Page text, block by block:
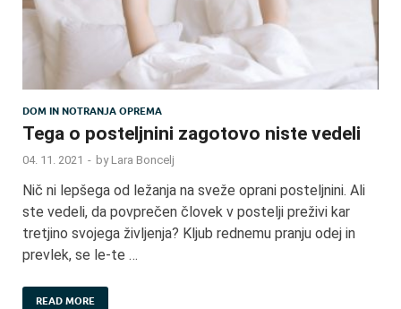
DOM IN NOTRANJA OPREMA
Tega o posteljnini zagotovo niste vedeli
04. 11. 2021 - by Lara Boncelj
Nič ni lepšega od ležanja na sveže oprani posteljnini. Ali
ste vedeli, da povprečen človek v postelji preživi kar
tretjino svojega življenja? Kljub rednemu pranju odej in
prevlek, se le-te …
READ MORE